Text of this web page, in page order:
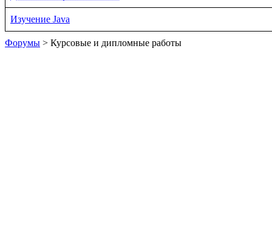
Изучение Java
Форумы > Курсовые и дипломные работы